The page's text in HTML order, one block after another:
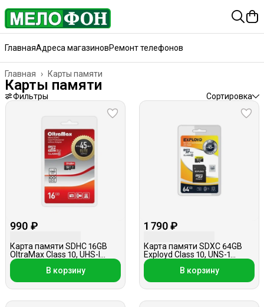
ГлавнаяАдреса магазиновРемонт телефонов
Карты памяти
Главная ›
Карты памяти
Фильтры Сортировка
990 ₽
Карта памяти SDHC 16GB
OltraMax Class 10, UHS-I
45Mb/s, без адаптера
В корзину
1 790 ₽
Карта памяти SDXC 64GB
Exployd Class 10, UNS-1
45Mb/s, с адаптером
В корзину